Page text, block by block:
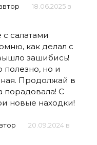
18.06.2025 в
с салатами
как делал с
зашибись!
полезно, но и
Продолжай в
порадовала! С
новые находки!
20.09.2024 в